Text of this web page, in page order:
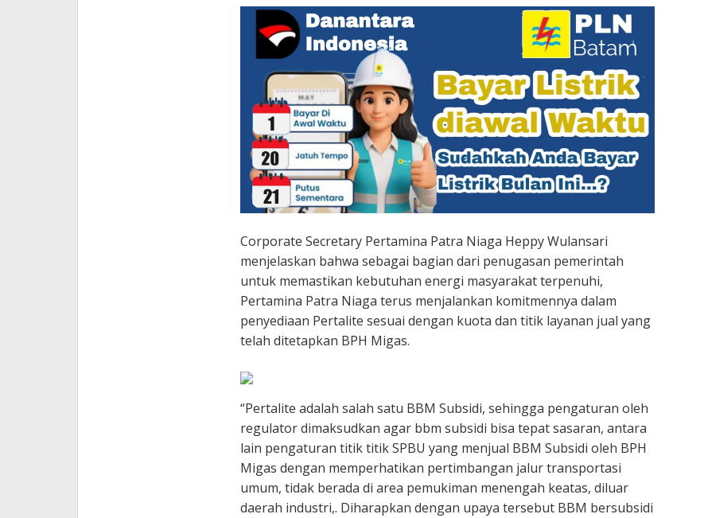
Corporate Secretary Pertamina Patra Niaga Heppy Wulansari
menjelaskan bahwa sebagai bagian dari penugasan pemerintah
untuk memastikan kebutuhan energi masyarakat terpenuhi,
Pertamina Patra Niaga terus menjalankan komitmennya dalam
penyediaan Pertalite sesuai dengan kuota dan titik layanan jual yang
telah ditetapkan BPH Migas.
“Pertalite adalah salah satu BBM Subsidi, sehingga pengaturan oleh
regulator dimaksudkan agar bbm subsidi bisa tepat sasaran, antara
lain pengaturan titik titik SPBU yang menjual BBM Subsidi oleh BPH
Migas dengan memperhatikan pertimbangan jalur transportasi
umum, tidak berada di area pemukiman menengah keatas, diluar
daerah industri,. Diharapkan dengan upaya tersebut BBM bersubsidi